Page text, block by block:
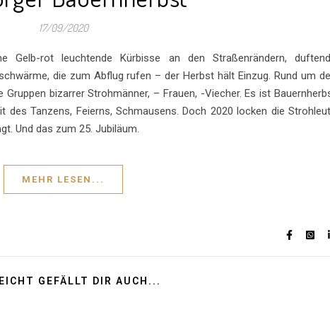
17/09/2020
Gelb-rot leuchtende Kürbisse an den Straßenrändern,
die zum Abflug rufen – der Herbst hält Einzug. Rund um
bizarrer Strohmänner, – Frauen, -Viecher. Es ist
Tanzens, Feierns, Schmausens. Doch 2020 locken die
Und das zum 25. Jubiläum.
MEHR LESEN...
GEFÄLLT DIR AUCH...